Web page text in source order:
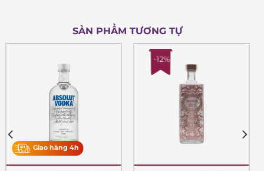
SẢN PHẨM TƯƠNG TỰ
Giao hàng 4h
-12%